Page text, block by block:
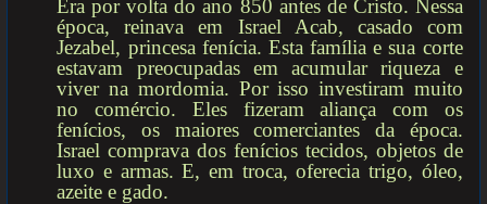
Era por volta do ano 850 antes de Cristo. Nessa
época, reinava em Israel Acab, casado com
Jezabel, princesa fenícia. Esta família e sua corte
estavam preocupadas em acumular riqueza e
viver na mordomia. Por isso investiram muito
no comércio. Eles fizeram aliança com os
fenícios, os maiores comerciantes da época.
Israel comprava dos fenícios tecidos, objetos de
luxo e armas. E, em troca, oferecia trigo, óleo,
azeite e gado.